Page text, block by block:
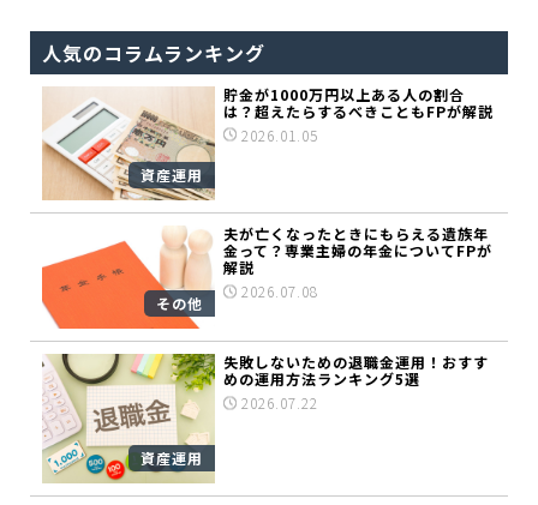
人気のコラムランキング
資産運用
貯金が1000万円以上ある人の割合
は？超えたらするべきこともFPが解説
2026.01.05
その他
夫が亡くなったときにもらえる遺族年
金って？専業主婦の年金についてFPが
解説
2026.07.08
資産運用
失敗しないための退職金運用！おすす
めの運用方法ランキング5選
2026.07.22